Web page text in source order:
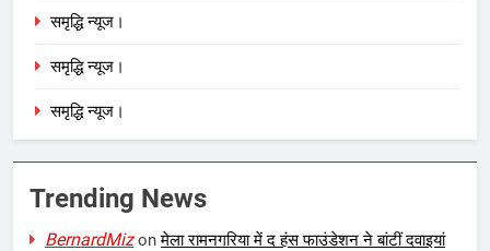
समृद्धि न्यूज।
समृद्धि न्यूज।
समृद्धि न्यूज।
Trending News
BernardMizonमेला रामनगरिया में द हंस फाउंडेशन ने बांटीं दवाइयां